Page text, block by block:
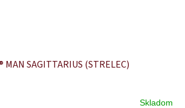
MAN SAGITTARIUS (STRELEC)
Skladom